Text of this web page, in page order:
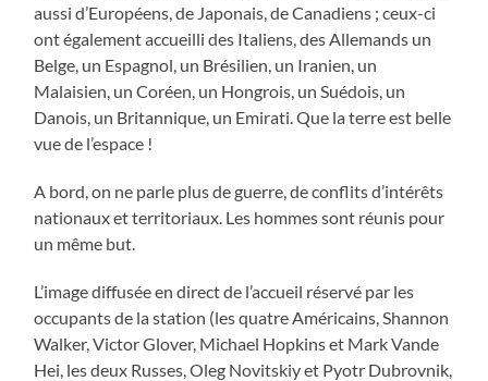
aussi d’Européens, de Japonais, de Canadiens ; ceux-ci
ont également accueilli des Italiens, des Allemands un
Belge, un Espagnol, un Brésilien, un Iranien, un
Malaisien, un Coréen, un Hongrois, un Suédois, un
Danois, un Britannique, un Emirati. Que la terre est belle
vue de l’espace !
A bord, on ne parle plus de guerre, de conflits d’intérêts
nationaux et territoriaux. Les hommes sont réunis pour
un même but.
L’image diffusée en direct de l’accueil réservé par les
occupants de la station (les quatre Américains, Shannon
Walker, Victor Glover, Michael Hopkins et Mark Vande
Hei, les deux Russes, Oleg Novitskiy et Pyotr Dubrovnik,